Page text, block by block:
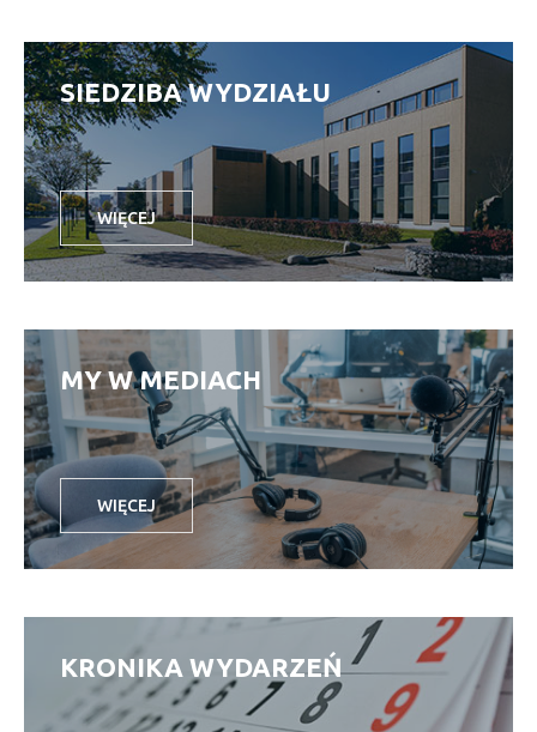
SIEDZIBA WYDZIAŁU
WIĘCEJ
MY W MEDIACH
WIĘCEJ
KRONIKA WYDARZEŃ